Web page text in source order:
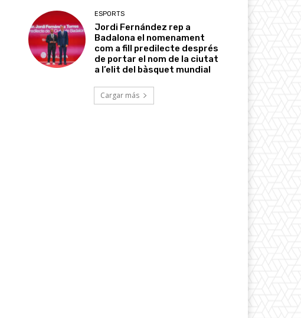
ESPORTS
Jordi Fernández rep a
Badalona el nomenament
com a fill predilecte després
de portar el nom de la ciutat
a l’elit del bàsquet mundial
Cargar más